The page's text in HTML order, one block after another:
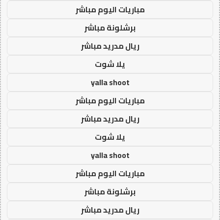
مباريات اليوم مباشر
برشلونة مباشر
ريال مدريد مباشر
يلا شوت
yalla shoot
مباريات اليوم مباشر
ريال مدريد مباشر
يلا شوت
yalla shoot
مباريات اليوم مباشر
برشلونة مباشر
ريال مدريد مباشر